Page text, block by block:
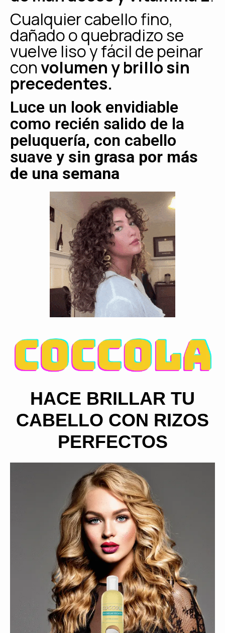
Cualquier cabello fino,
dañado o quebradizo se
vuelve liso y fácil de peinar
convolumen y brillo sin
precedentes.
Luce un look envidiable
como recién salido de la
peluquería, con cabello
suave y sin grasa por más
de una semana
HACE BRILLAR TU
CABELLO CON RIZOS
PERFECTOS